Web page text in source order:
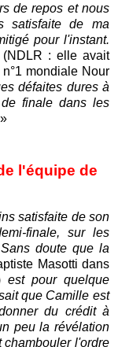
de repos et nous
satisfaite de ma
pour l'instant.
: elle avait
mondiale Nour
défaites dures à
finale dans les
»
l'équipe de
satisfaite de son
finale, sur les
doute que la
Masotti dans
est pour quelque
que Camille est
du crédit à
peu la révélation
chambouler l'ordre